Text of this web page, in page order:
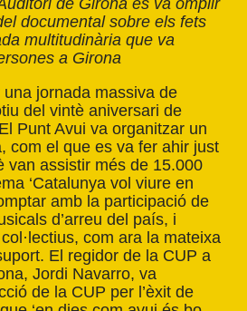
de Girona es va omplir
documental sobre els fets
multitudinària que va
a Girona
jornada massiva de
del vintè aniversari de
Punt Avui va organitzar un
com el que es va fer ahir just
van assistir més de 15.000
‘Catalunya vol viure en
amb la participació de
d’arreu del país, i
com ara la mateixa
El regidor de la CUP a
Jordi Navarro, va
de la CUP per l’èxit de